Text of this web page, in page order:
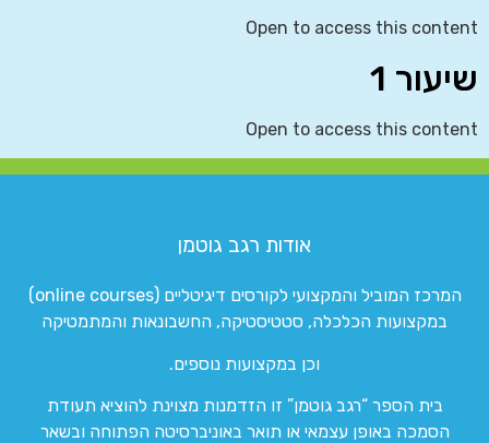
Open to access this content
שיעור 1
Open to access this content
אודות רגב גוטמן
המרכז המוביל והמקצועי לקורסים דיגיטליים (online courses)
במקצועות הכלכלה, סטטיסטיקה, החשבונאות והמתמטיקה
וכן במקצועות נוספים.
בית הספר “רגב גוטמן” זו הזדמנות מצוינת להוציא תעודת
הסמכה באופן עצמאי או תואר באוניברסיטה הפתוחה ובשאר